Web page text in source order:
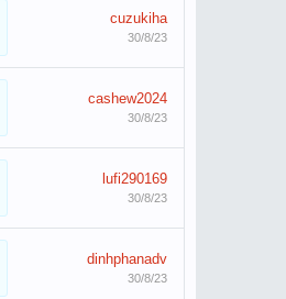
cuzukiha
30/8/23
cashew2024
30/8/23
lufi290169
30/8/23
dinhphanadv
30/8/23